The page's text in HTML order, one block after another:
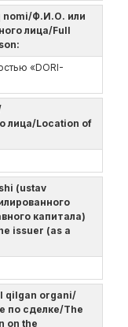
nomi/Ф.И.О. или
лица/Full
«DORI-
лица/Location of
(ustav
капитала)
issuer (as a
qilgan organi/
по сделке/The
on the